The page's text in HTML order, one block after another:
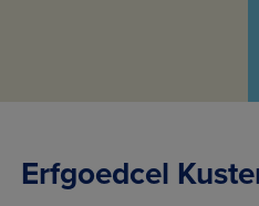
Erfgoedcel